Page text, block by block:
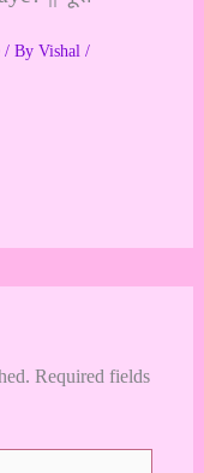
/ By Vishal /
Required fields